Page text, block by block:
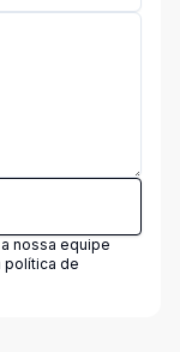
nossa equipe
política de